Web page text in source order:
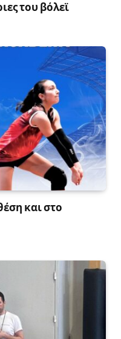
του βόλεϊ
και στο